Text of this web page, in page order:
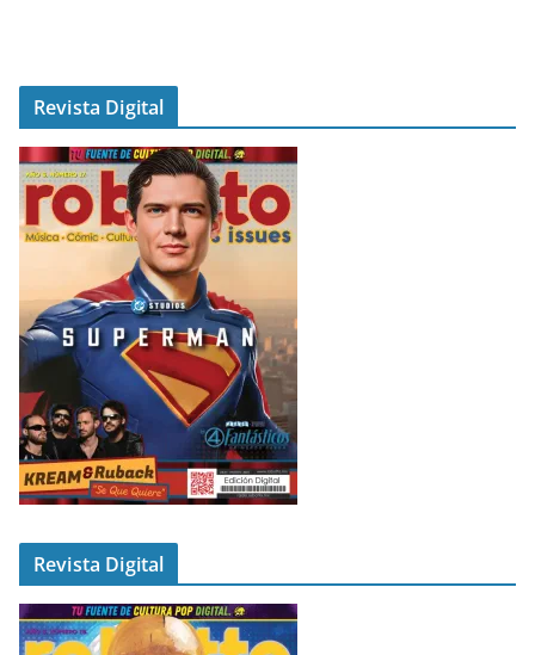
Revista Digital
Revista Digital